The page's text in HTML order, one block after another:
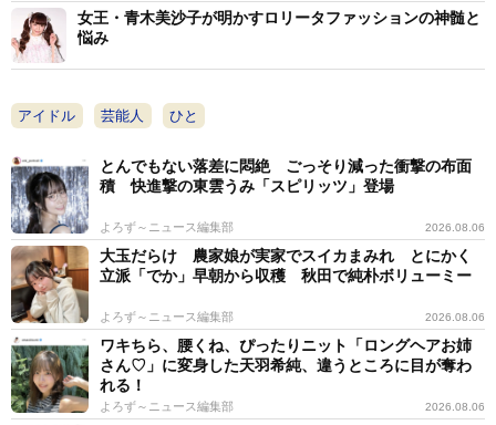
す。アイドルファンの方だけでなく、美容好きの女の子
からも反応があって嬉しいです。
青島：かなりの変貌をとげられていますが、過去の写真
眠井れむ：実は高校生の時にいじめを受けていた経験が
あるんです。私の知らないところで、掲示板やSNSで過
去の写真を公開されていたら嫌だなと思って、自分から
アップしました。
女王・青木美沙子が明かすロリータファッションの神髄と
悩み
アイドル 芸能人 ひと
とんでもない落差に悶絶 ごっそり減った衝撃の布面
積 快進撃の東雲うみ「スピリッツ」登場
よろず～ニュース編集部 2026.08.06
大玉だらけ 農家娘が実家でスイカまみれ とにかく
立派「でか」早朝から収穫 秋田で純朴ボリューミー
よろず～ニュース編集部 2026.08.06
ワキちら、腰くね、ぴったりニット「ロングヘアお姉
さん♡」に変身した天羽希純、違うところに目が奪わ
れる！
よろず～ニュース編集部 2026.08.06